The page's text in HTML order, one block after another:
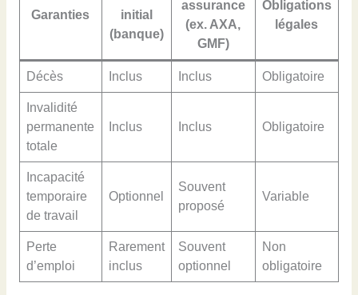
Garanties
initial
(banque)
assurance
(ex. AXA,
GMF)
Obligations
légales
Décès Inclus Inclus Obligatoire
Invalidité
permanente
totale
Inclus Inclus Obligatoire
Incapacité
temporaire
de travail
Optionnel
Souvent
proposé
Variable
Perte
d’emploi
Rarement
inclus
Souvent
optionnel
Non
obligatoire